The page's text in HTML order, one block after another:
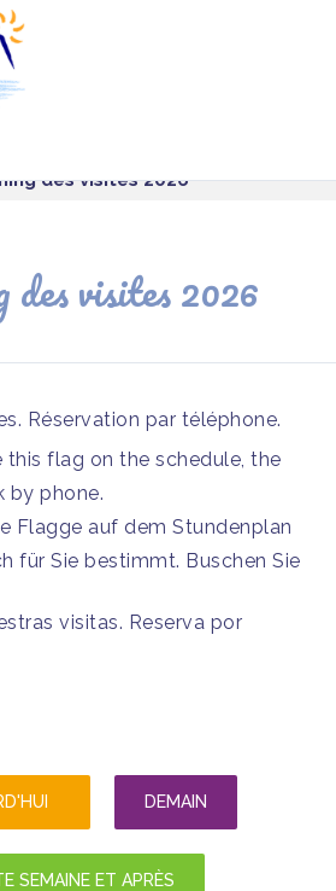
des visites 2026
des visites 2026
Réservation par téléphone.
this flag on the schedule, the
by phone.
Flagge auf dem Stundenplan
für Sie bestimmt. Buschen Sie
visitas. Reserva por
DEMAIN
SEMAINE ET APRÈS